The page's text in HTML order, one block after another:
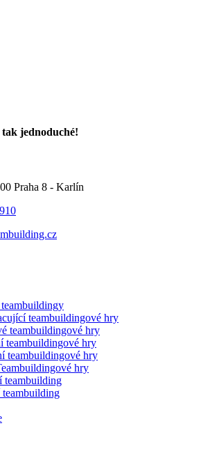
jednoduché!
Praha 8 - Karlín
teambuildingové hry
teambuildingové hry
teambuildingové hry
teambuildingové hry
hry
teambuilding